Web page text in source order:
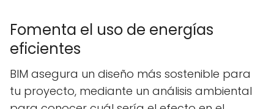
Fomenta el uso de energías
eficientes
BIM asegura un diseño más sostenible para
tu proyecto, mediante un análisis ambiental